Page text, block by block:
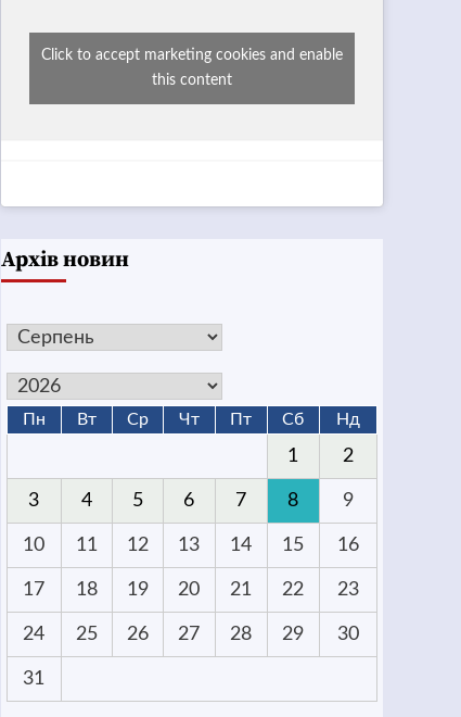
Click to accept marketing cookies and enable
this content
Архів новин
Пн Вт Ср Чт Пт Сб Нд
1 2
3 4 5 6 7 8 9
10 11 12 13 14 15 16
17 18 19 20 21 22 23
24 25 26 27 28 29 30
31